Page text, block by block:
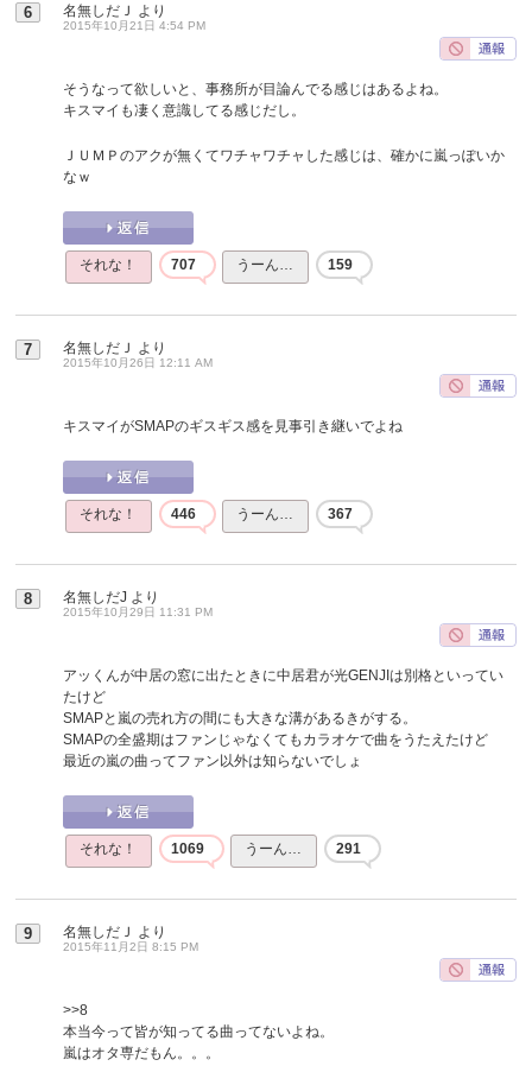
6 名無しだＪ より
2015年10月21日 4:54 PM
そうなって欲しいと、事務所が目論んでる感じはあるよね。
キスマイも凄く意識してる感じだし。
ＪＵＭＰのアクが無くてワチャワチャした感じは、確かに嵐っぽいか
なｗ
それな！ 707 うーん… 159
7 名無しだＪ より
2015年10月26日 12:11 AM
キスマイがSMAPのギスギス感を見事引き継いでよね
それな！ 446 うーん… 367
8 名無しだJ より
2015年10月29日 11:31 PM
アッくんが中居の窓に出たときに中居君が光GENJIは別格といってい
たけど
SMAPと嵐の売れ方の間にも大きな溝があるきがする。
SMAPの全盛期はファンじゃなくてもカラオケで曲をうたえたけど
最近の嵐の曲ってファン以外は知らないでしょ
それな！ 1069 うーん… 291
9 名無しだＪ より
2015年11月2日 8:15 PM
>>8
本当今って皆が知ってる曲ってないよね。
嵐はオタ専だもん。。。